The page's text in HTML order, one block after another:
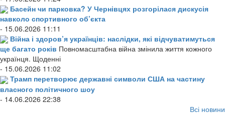
Басейн чи парковка? У Чернівцях розгорілася дискусія
навколо спортивного об’єкта
- 15.06.2026 11:11
Війна і здоров’я українців: наслідки, які відчуватимуться
ще багато років Повномасштабна війна змінила життя кожного
українця. Щоденні
- 15.06.2026 11:02
Трамп перетворює державні символи США на частину
власного політичного шоу
- 14.06.2026 22:38
Всі новини